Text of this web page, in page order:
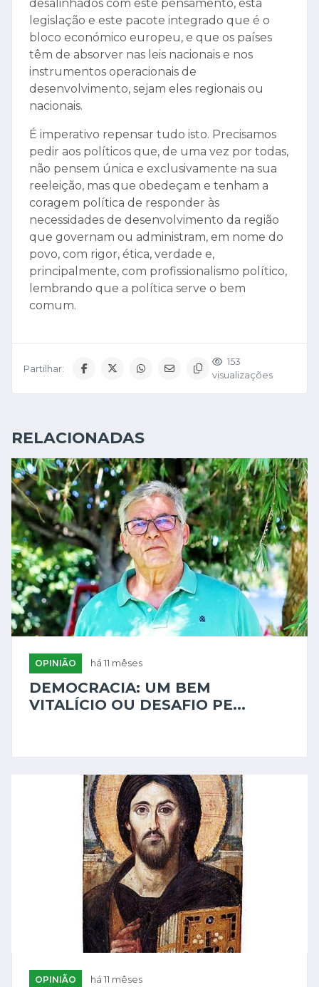
desalinhados com este pensamento, esta
legislação e este pacote integrado que é o
bloco económico europeu, e que os países
têm de absorver nas leis nacionais e nos
instrumentos operacionais de
desenvolvimento, sejam eles regionais ou
nacionais.
É imperativo repensar tudo isto. Precisamos
pedir aos políticos que, de uma vez por todas,
não pensem única e exclusivamente na sua
reeleição, mas que obedeçam e tenham a
coragem política de responder às
necessidades de desenvolvimento da região
que governam ou administram, em nome do
povo, com rigor, ética, verdade e,
principalmente, com profissionalismo político,
lembrando que a política serve o bem
comum.
Partilhar:
153
visualizações
RELACIONADAS
OPINIÃO há 11 mêses
DEMOCRACIA: UM BEM
VITALÍCIO OU DESAFIO PE...
OPINIÃO há 11 mêses